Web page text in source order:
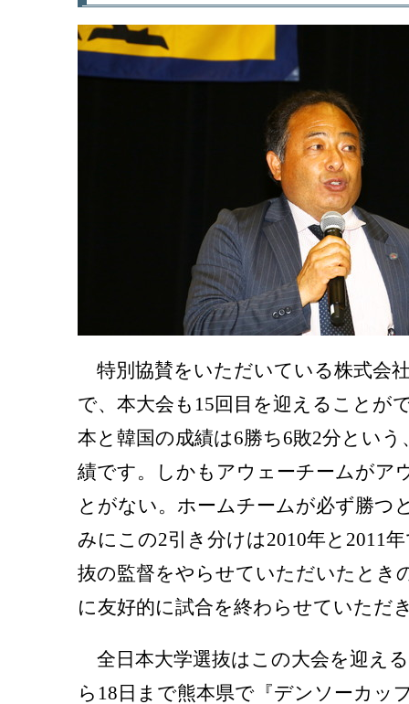
特別協賛をいただいている株式会
で、本大会も15回目を迎えることが
本と韓国の成績は6勝ち6敗2分とい
績です。しかもアウェーチームがア
とがない。ホームチームが必ず勝つ
みにこの2引き分けは2010年と2011
抜の監督をやらせていただいたとき
に友好的に試合を終わらせていただ
全日本大学選抜はこの大会を迎え
ら18日まで熊本県で『デンソーカッ